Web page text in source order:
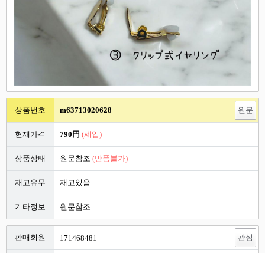
상품번호 m63713020628 원문
현재가격 790円 (세입)
상품상태 원문참조 (반품불가)
재고유무 재고있음
기타정보 원문참조
판매회원 171468481 관심